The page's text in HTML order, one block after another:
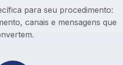
para seu procedimento:
canais e mensagens que